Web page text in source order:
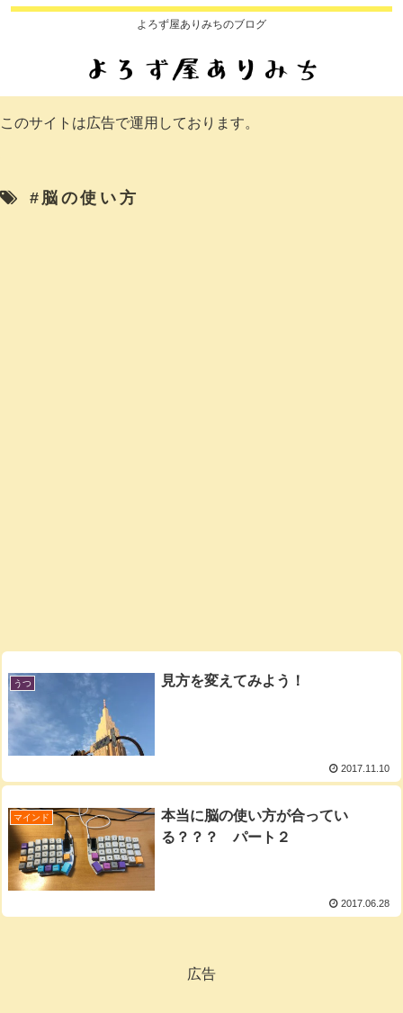
よろず屋ありみちのブログ
このサイトは広告で運用しております。
#脳の使い方
うつ 見方を変えてみよう！
2017.11.10
マインド
本当に脳の使い方が合ってい
る？？？ パート２
2017.06.28
広告